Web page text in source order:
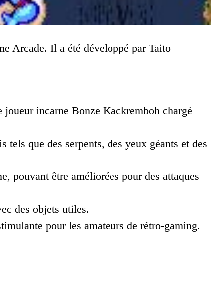
Arcade. Il a été développé par Taito
incarne Bonze Kackremboh chargé
tels que des serpents, des yeux géants et des
pouvant être améliorées pour des attaques
des objets utiles.
pour les amateurs de rétro-gaming.